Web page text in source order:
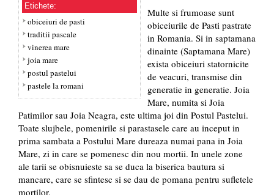
Etichete:
obiceiuri de pasti
traditii pascale
vinerea mare
joia mare
postul pastelui
pastele la romani
Multe si frumoase sunt
obiceiurile de Pasti pastrate
in Romania. Si in saptamana
dinainte (Saptamana Mare)
exista obiceiuri statornicite
de veacuri, transmise din
generatie in generatie. Joia
Mare, numita si Joia
Patimilor sau Joia Neagra, este ultima joi din Postul Pastelui.
Toate slujbele, pomenirile si parastasele care au inceput in
prima sambata a Postului Mare dureaza numai pana in Joia
Mare, zi in care se pomenesc din nou mortii. In unele zone
ale tarii se obisnuieste sa se duca la biserica bautura si
mancare, care se sfintesc si se dau de pomana pentru sufletele
mortilor.